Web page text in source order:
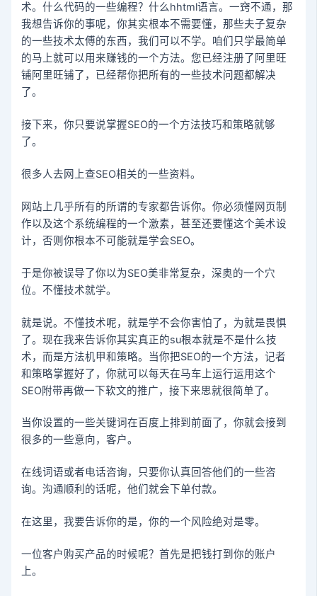
术。什么代码的一些编程？什么hhtml语言。一窍不通，那
我想告诉你的事呢，你其实根本不需要懂，那些夫子复杂
的一些技术太傅的东西，我们可以不学。咱们只学最简单
的马上就可以用来赚钱的一个方法。您已经注册了阿里旺
铺阿里旺铺了，已经帮你把所有的一些技术问题都解决
了。
接下来，你只要说掌握SEO的一个方法技巧和策略就够
了。
很多人去网上查SEO相关的一些资料。
网站上几乎所有的所谓的专家都告诉你。你必须懂网页制
作以及这个系统编程的一个激素，甚至还要懂这个美术设
计，否则你根本不可能就是学会SEO。
于是你被误导了你以为SEO美非常复杂，深奥的一个穴
位。不懂技术就学。
就是说。不懂技术呢，就是学不会你害怕了，为就是畏惧
了。现在我来告诉你其实真正的su根本就是不是什么技
术，而是方法机甲和策略。当你把SEO的一个方法，记者
和策略掌握好了，你就可以每天在马车上运行运用这个
SEO附带再做一下软文的推广，接下来思就很简单了。
当你设置的一些关键词在百度上排到前面了，你就会接到
很多的一些意向，客户。
在线词语或者电话咨询，只要你认真回答他们的一些咨
询。沟通顺利的话呢，他们就会下单付款。
在这里，我要告诉你的是，你的一个风险绝对是零。
一位客户购买产品的时候呢？首先是把钱打到你的账户
上。